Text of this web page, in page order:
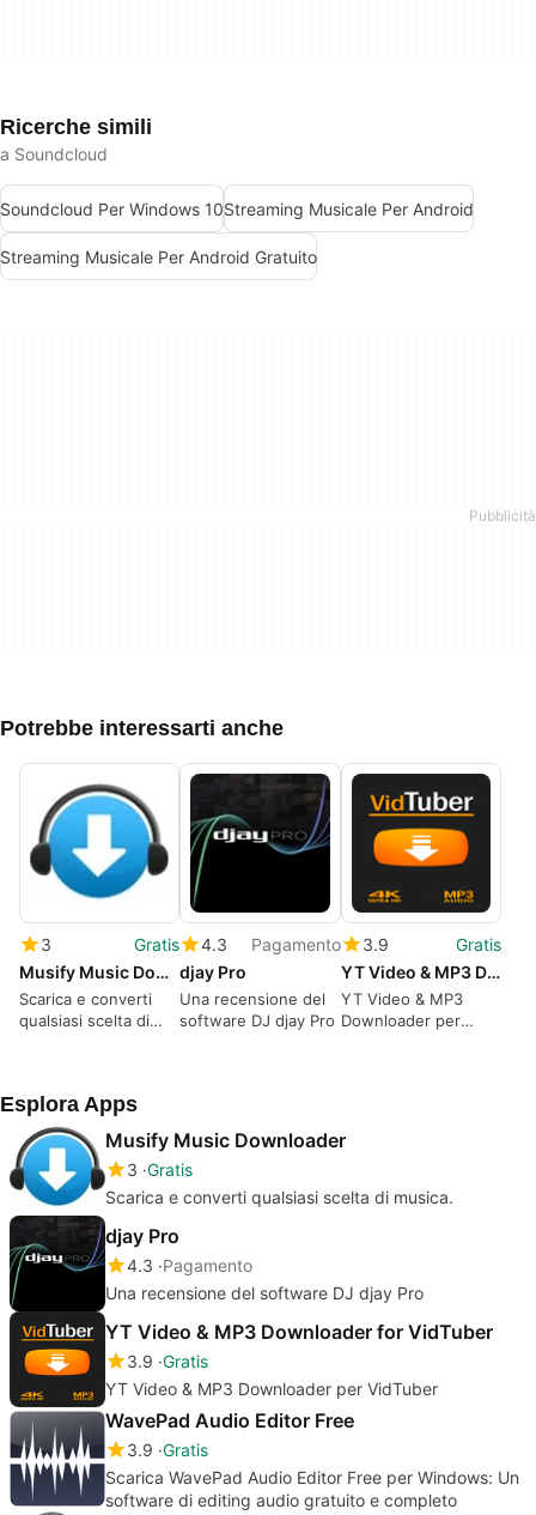
Ricerche simili
a Soundcloud
Soundcloud Per Windows 10Streaming Musicale Per Android
Streaming Musicale Per Android Gratuito
Potrebbe interessarti anche
3
Gratis
Musify Music Downloader
Scarica e converti
qualsiasi scelta di
4.3
Pagamento
djay Pro
Una recensione del
software DJ djay Pro
3.9
Gratis
YT Video & MP3 Downloader for VidTuber
YT Video & MP3
Downloader per
Esplora Apps
Musify Music Downloader
3 Gratis
Scarica e converti qualsiasi scelta di musica.
djay Pro
4.3 Pagamento
Una recensione del software DJ djay Pro
YT Video & MP3 Downloader for VidTuber
3.9 Gratis
YT Video & MP3 Downloader per VidTuber
WavePad Audio Editor Free
3.9 Gratis
Scarica WavePad Audio Editor Free per Windows: Un
software di editing audio gratuito e completo